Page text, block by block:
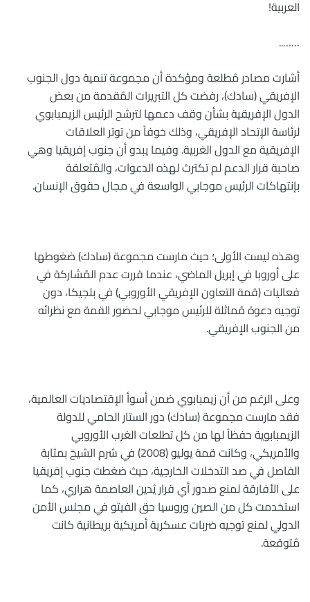
العربية!
……..
أشارت مصادر مُطلعة ومؤكدة أن مجموعة تنمية دول الجنوب
الإفريقي (سادك)، رفضت كل التبريرات المُقدمة من بعض
الدول الإفريقية بشأن وقف دعمها لترشح الرئيس الزيمبابوي
لرئاسة الإتحاد الإفريقي، وذلك خوفاً من توتر العلاقات
الإفريقية مع الدول الغربية. وفيما يبدو أن جنوب إفريقيا وهي
صاحبة قرار الدعم لم تكترث لهذه الدعوات، والمُتعلقة
بإنتهاكات الرئيس موجابي الواسعة في مجال حقوق الإنسان.
وهذه ليست الأولى؛ حيث مارست مجموعة (سادك) ضغوطها
على أوروبا في إبريل الماضي، عندما قررت عدم المُشاركة في
فعاليات (قمة التعاون الإفريقي الأوروبي) في بلجيكا، دون
توجيه دعوة مُماثلة للرئيس موجابي لحضور القمة مع نظرائه
من الجنوب الإفريقي.
وعلى الرغم من أن زيمبابوي ضمن أسوأ الإقتصاديات العالمية،
فقد مارست مجموعة(سادك) دور الستار الحامي للدولة
الزيمبابوية حفظاً لها من كل تطلعات الغرب الأوروبي
والأمريكي، وكانت قمة يوليو (2008) في شرم الشيخ بمثابة
الفاصل في صد التدخلات الخارجية، حيث ضغطت جنوب إفريقيا
على الأفارقة لمنع صدور أي قرار يُدين العاصمة هراري، كما
استخدمت كل من الصين وروسيا حق الفيتو في مجلس الأمن
الدولي لمنع توجيه ضربات عسكرية أمريكية بريطانية كانت
مُتوقعة.